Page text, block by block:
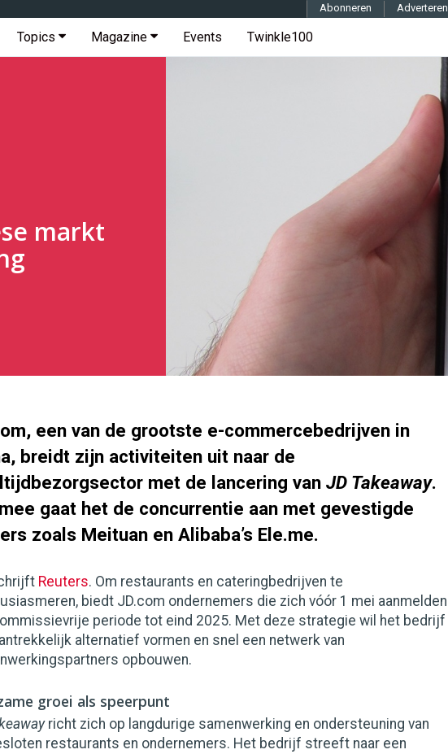
Topics Magazine Events Twinkle100
Abonneren Adverteren
markt
een van de grootste e-commercebedrijven in
breidt zijn activiteiten uit naar de
met de lancering van JD Takeaway.
gaat het de concurrentie aan met gevestigde
zoals Meituan en Alibaba’s Ele.me.
Reuters. Om restaurants en cateringbedrijven te
biedt JD.com ondernemers die zich vóór 1 mei aanmelden
periode tot eind 2025. Met deze strategie wil het bedrijf
alternatief vormen en snel een netwerk van
opbouwen.
groei als speerpunt
richt zich op langdurige samenwerking en ondersteuning van
restaurants en ondernemers. Het bedrijf streeft naar een